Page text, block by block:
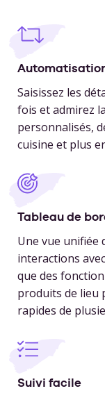
Saisissez les
fois et admirez
personnalisés,
cuisine et plus
Tableau de
Une vue unifiée
interactions
que des
produits de lieu
rapides de
Suivi facile